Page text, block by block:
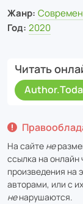
Жанр:
Год: 2020
Читать
На сайте не
ссылка на онлайн
произведения на
авторами, или с
ненарушаются.